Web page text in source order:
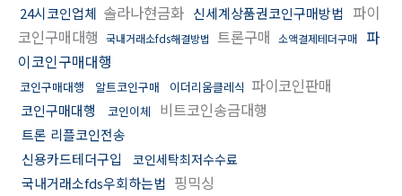
24시코인업체 솔라나현금화 신세계상품권코인구매방법 파이
코인구매대행 국내거래소fds해결방법 트론구매 소액결제테더구매
파
이코인구매대행
코인구매대행 알트코인구매 이더리움클레식 파이코인판매
코인구매대행 코인이체 비트코인송금대행
트론 리플코인전송
신용카드테더구입
코인세탁최저수수료
국내거래소fds우회하는법 핑믹싱